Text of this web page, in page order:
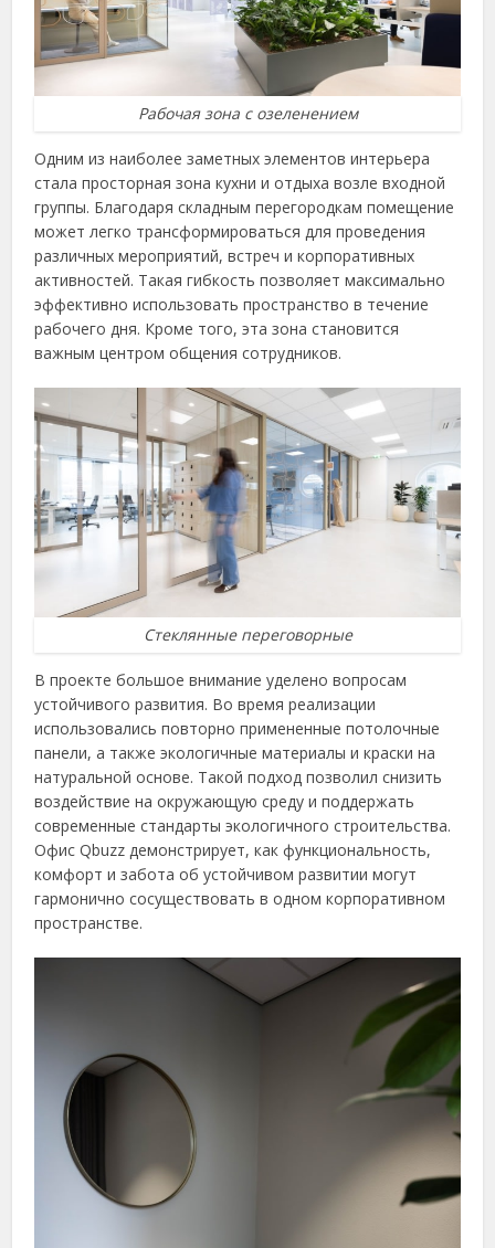
Рабочая зона с озеленением
Одним из наиболее заметных элементов интерьера
стала просторная зона кухни и отдыха возле входной
группы. Благодаря складным перегородкам помещение
может легко трансформироваться для проведения
различных мероприятий, встреч и корпоративных
активностей. Такая гибкость позволяет максимально
эффективно использовать пространство в течение
рабочего дня. Кроме того, эта зона становится
важным центром общения сотрудников.
Стеклянные переговорные
В проекте большое внимание уделено вопросам
устойчивого развития. Во время реализации
использовались повторно примененные потолочные
панели, а также экологичные материалы и краски на
натуральной основе. Такой подход позволил снизить
воздействие на окружающую среду и поддержать
современные стандарты экологичного строительства.
Офис Qbuzz демонстрирует, как функциональность,
комфорт и забота об устойчивом развитии могут
гармонично сосуществовать в одном корпоративном
пространстве.